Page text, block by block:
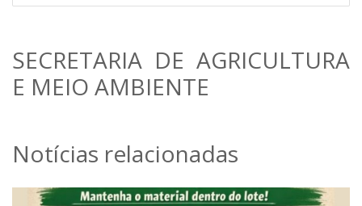
SECRETARIA DE AGRICULTURA
E MEIO AMBIENTE
Notícias relacionadas